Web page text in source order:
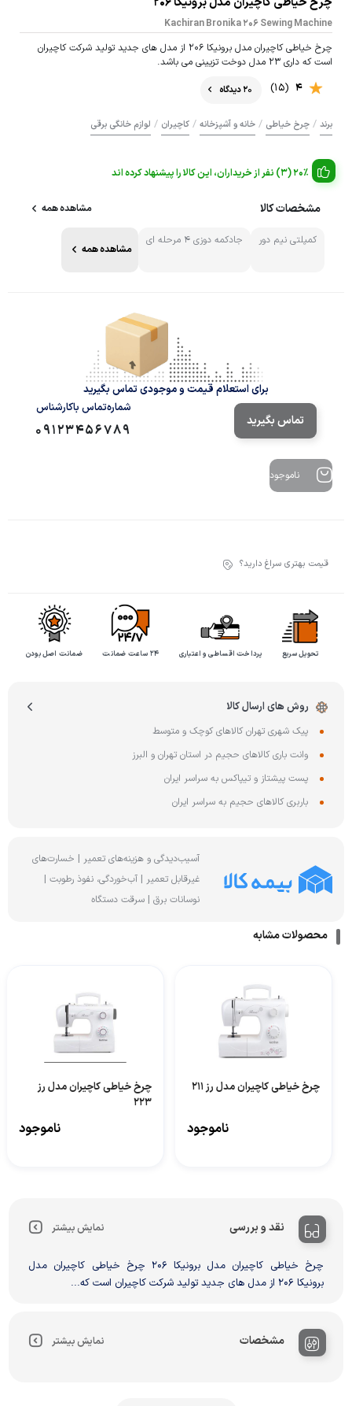
Kachiran Bronika 206 Sewing Machine
چرخ خیاطی کاچیران مدل برونیکا 206 از مدل های جدید تولید شرکت کاچیران
است که داری ۲۳ مدل دوخت تزیینی می باشد.
4
(15) 20 دیدگاه
برند / چرخ خیاطی / خانه و آشپزخانه / کاچیران / لوازم خانگی برقی
20% (3) نفر از خریداران، این کالا را پیشنهاد کرده اند
مشخصات کالا مشاهده همه
کمپلتی نیم دور جادکمه دوزی 4 مرحله ای
مشاهده همه
برای استعلام قیمت و موجودی تماس بگیرید
تماس بگیرید
شماره‌تماس‌ با‌کارشناس
09123456789
ناموجود
قیمت بهتری سراغ دارید؟
تحویل سریع پرداخت اقساطی و اعتباری ۲۴ ساعت ضمانت ضمانت اصل بودن
روش های ارسال کالا
پیک شهری تهران کالاهای کوچک و متوسط
وانت باری کالاهای حجیم در استان تهران و البرز
پست پیشتاز و تیپاکس به سراسر ایران
باربری کالاهای حجیم به سراسر ایران
آسیب‌دیدگی و هزینه‌های تعمیر | خسارت‌های
غیرقابل تعمیر | آب‌خوردگی، نفوذ رطوبت |
نوسانات برق | سرقت دستگاه
محصولات مشابه
چرخ خیاطی کاچیران مدل رز 211
ناموجود
چرخ خیاطی کاچیران مدل رز
223
ناموجود
نقد و بررسی نمایش بیشتر
چرخ خیاطی کاچیران مدل برونیکا 206 چرخ خیاطی کاچیران مدل
برونیکا 206 از مدل های جدید تولید شرکت کاچیران است که...
مشخصات نمایش بیشتر